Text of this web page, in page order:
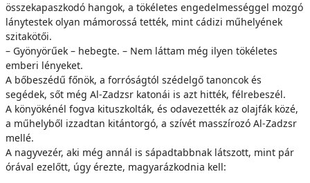
összekapaszkodó hangok, a tökéletes engedelmességgel mozgó
lánytestek olyan mámorossá tették, mint cádizi műhelyének
szitakötői.
– Gyönyörűek – hebegte. – Nem láttam még ilyen tökéletes
emberi lényeket.
A bőbeszédű főnök, a forróságtól szédelgő tanoncok és
segédek, sőt még Al-Zadzsr katonái is azt hitték, félrebeszél.
A könyökénél fogva kituszkolták, és odavezették az olajfák közé,
a műhelyből izzadtan kitántorgó, a szívét masszírozó Al-Zadzsr
mellé.
A nagyvezér, aki még annál is sápadtabbnak látszott, mint pár
órával ezelőtt, úgy érezte, magyarázkodnia kell: